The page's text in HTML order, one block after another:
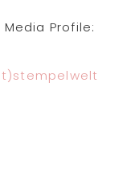
Profile:
stempelwelt